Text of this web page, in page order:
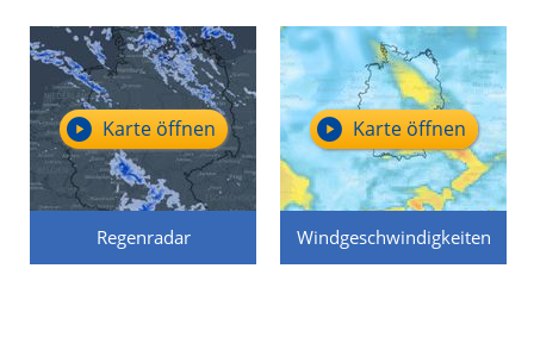
Regenradar
Karte öffnen
Windgeschwindigkeiten
Karte öffnen